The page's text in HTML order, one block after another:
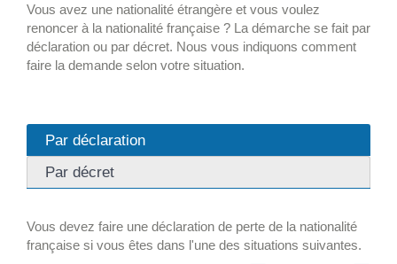
Vous avez une nationalité étrangère et vous voulez
renoncer à la nationalité française ? La démarche se fait par
déclaration ou par décret. Nous vous indiquons comment
faire la demande selon votre situation.
Par déclaration
Par décret
Vous devez faire une déclaration de perte de la nationalité
française si vous êtes dans l'une des situations suivantes.